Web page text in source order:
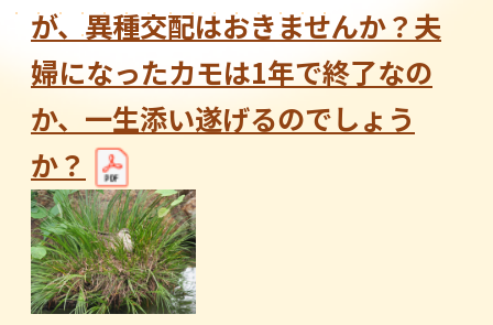
が、異種交配はおきませんか？夫
婦になったカモは1年で終了なの
か、一生添い遂げるのでしょう
か？